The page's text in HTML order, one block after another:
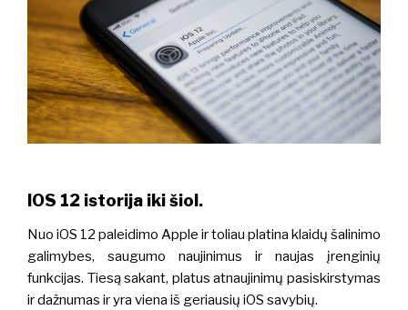
IOS 12 istorija iki šiol.
Nuo iOS 12 paleidimo Apple ir toliau platina klaidų šalinimo
galimybes, saugumo naujinimus ir naujas įrenginių
funkcijas. Tiesą sakant, platus atnaujinimų pasiskirstymas
ir dažnumas ir yra viena iš geriausių iOS savybių.